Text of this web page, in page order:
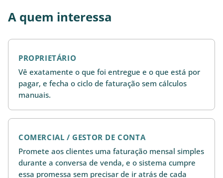
A quem interessa
PROPRIETÁRIO
Vê exatamente o que foi entregue e o que está por
pagar, e fecha o ciclo de faturação sem cálculos
manuais.
COMERCIAL / GESTOR DE CONTA
Promete aos clientes uma faturação mensal simples
durante a conversa de venda, e o sistema cumpre
essa promessa sem precisar de ir atrás de cada